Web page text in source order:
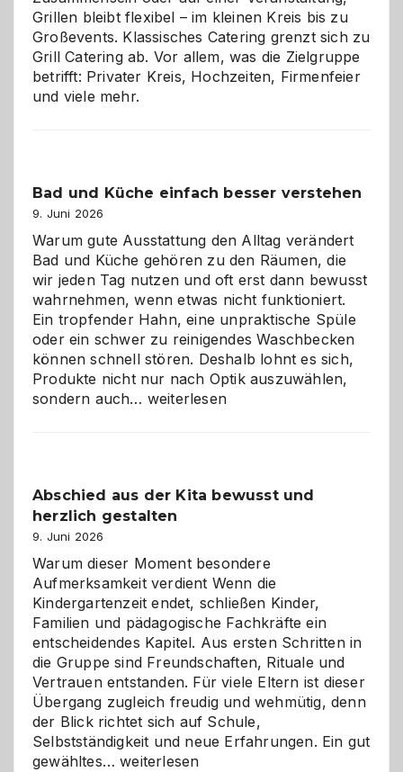
Grillen bleibt flexibel – im kleinen Kreis bis zu
Großevents. Klassisches Catering grenzt sich zu
Grill Catering ab. Vor allem, was die Zielgruppe
betrifft: Privater Kreis, Hochzeiten, Firmenfeier
und viele mehr.
Bad und Küche einfach besser verstehen
9. Juni 2026
Warum gute Ausstattung den Alltag verändert
Bad und Küche gehören zu den Räumen, die
wir jeden Tag nutzen und oft erst dann bewusst
wahrnehmen, wenn etwas nicht funktioniert.
Ein tropfender Hahn, eine unpraktische Spüle
oder ein schwer zu reinigendes Waschbecken
können schnell stören. Deshalb lohnt es sich,
Produkte nicht nur nach Optik auszuwählen,
sondern auch… Bad
verstehen
weiterlesen
Abschied aus der Kita bewusst und
herzlich gestalten
9. Juni 2026
Warum dieser Moment besondere
Aufmerksamkeit verdient Wenn die
Kindergartenzeit endet, schließen Kinder,
Familien und pädagogische Fachkräfte ein
entscheidendes Kapitel. Aus ersten Schritten in
die Gruppe sind Freundschaften, Rituale und
Vertrauen entstanden. Für viele Eltern ist dieser
Übergang zugleich freudig und wehmütig, denn
der Blick richtet sich auf Schule,
Selbstständigkeit und neue Erfahrungen. Ein gut
gewähltes…Abschied
weiterlesen